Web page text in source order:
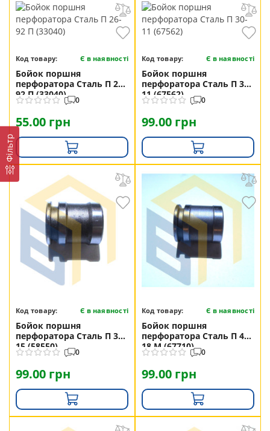
Фільтр
Код товару: Є в наявності
Бойок поршня
перфоратора Сталь П 26-
92 П (33040)
0
55.00 грн
Код товару: Є в наявності
Бойок поршня
перфоратора Сталь П 30-
11 (67562)
0
99.00 грн
Код товару: Є в наявності
Бойок поршня
перфоратора Сталь П 32-
15 (58550)
0
99.00 грн
Код товару: Є в наявності
Бойок поршня
перфоратора Сталь П 40-
18 М (67710)
0
99.00 грн